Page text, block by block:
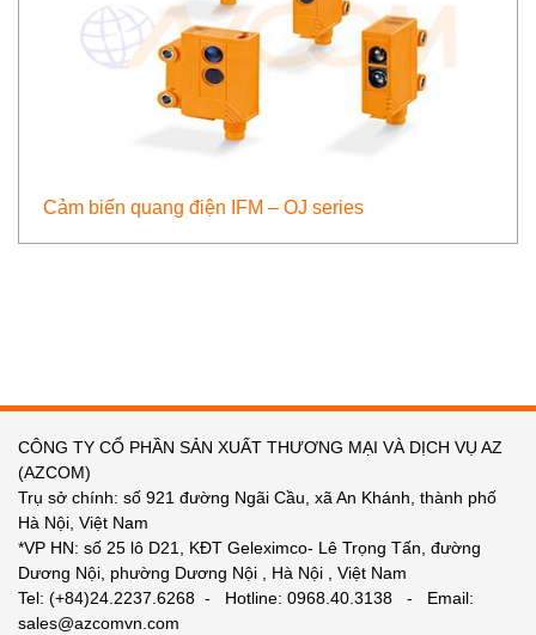
Cảm biến quang điện IFM – OJ series
CÔNG TY CỔ PHẦN SẢN XUẤT THƯƠNG MẠI VÀ DỊCH VỤ AZ
(AZCOM)
Trụ sở chính: số 921 đường Ngãi Cầu, xã An Khánh, thành phố
Hà Nội, Việt Nam
*VP HN: số 25 lô D21, KĐT Geleximco- Lê Trọng Tấn, đường
Dương Nội, phường Dương Nội , Hà Nội , Việt Nam
Tel: (+84)24.2237.6268 - Hotline: 0968.40.3138 - Email:
sales@azcomvn.com